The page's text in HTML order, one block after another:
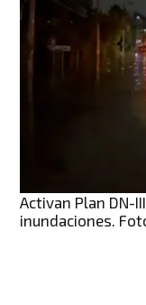
Activan Plan DN-
inundaciones.